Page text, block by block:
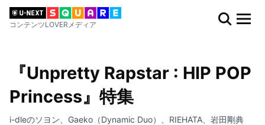
コンテンツLOVERメディア
『Unpretty Rapstar : HIP POP
Princess』特集
i-dleのソヨン、Gaeko（Dynamic Duo）、RIEHATA、岩田剛典